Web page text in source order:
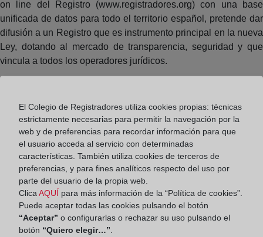
on line del Registro (www.registradores.org) con una base
unificada de datos para todo el territorio español, pretende dar
difusión a un Registro que es instrumento principal en la nueva
Ley, dotando al mercado de transparencia, seguridad y que
vincula a todos los operadores jurídicos.
prohibiendo a Notarios y a Registradores autorizar e inscribir
respectivamente actos o contratos que contengan cláusulas
generales declaradas nulas e inscritas en el mismo.
El acceso a través de Internet de manera instantánea y gratuita
a este Registro de Condiciones permanentemente actualizado
permite su conocimiento rápido.
El Colegio de Registradores utiliza cookies propias: técnicas
estrictamente necesarias para permitir la navegación por la
web y de preferencias para recordar información para que
el usuario acceda al servicio con determinadas
características. También utiliza cookies de terceros de
preferencias, y para fines analíticos respecto del uso por
parte del usuario de la propia web.
Clica AQUÍ para más información de la “Política de cookies”.
Puede aceptar todas las cookies pulsando el botón
“Aceptar” o configurarlas o rechazar su uso pulsando el
botón “Quiero elegir…”